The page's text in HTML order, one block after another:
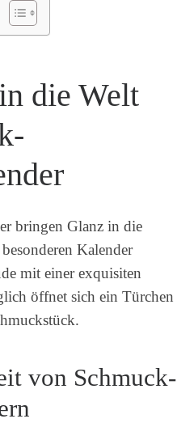
die Welt
bringen Glanz in die
Kalender
mit einer exquisiten
öffnet sich ein Türchen
von Schmuck-